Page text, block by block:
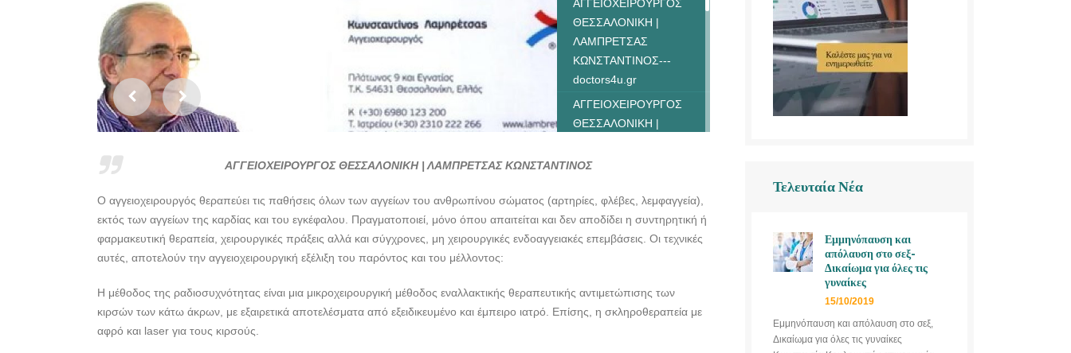
ΑΓΓΕΙΟΧΕΙΡΟΥΡΓΟΣ
ΘΕΣΣΑΛΟΝΙΚΗ |
ΛΑΜΠΡΕΤΣΑΣ
ΚΩΝΣΤΑΝΤΙΝΟΣ---
doctors4u.gr
ΑΓΓΕΙΟΧΕΙΡΟΥΡΓΟΣ
ΘΕΣΣΑΛΟΝΙΚΗ |
ΚΩΝΣΤΑΝΤΙΝΟΣ---
ΑΓΓΕΙΟΧΕΙΡΟΥΡΓΟΣ
ΘΕΣΣΑΛΟΝΙΚΗ |
ΛΑΜΠΡΕΤΣΑΣ
ΑΓΓΕΙΟΧΕΙΡΟΥΡΓΟΣ
ΑΓΓΕΙΟΧΕΙΡΟΥΡΓΟΣ ΘΕΣΣΑΛΟΝΙΚΗ | ΛΑΜΠΡΕΤΣΑΣ ΚΩΝΣΤΑΝΤΙΝΟΣ
Ο αγγειοχειρουργός θεραπεύει τις παθήσεις όλων των αγγείων του ανθρωπίνου σώματος (αρτηρίες, φλέβες, λεμφαγγεία),
εκτός των αγγείων της καρδίας και του εγκέφαλου. Πραγματοποιεί, μόνο όπου απαιτείται και δεν αποδίδει η συντηρητική ή
φαρμακευτική θεραπεία, χειρουργικές πράξεις αλλά και σύγχρονες, μη χειρουργικές ενδοαγγειακές επεμβάσεις. Οι τεχνικές
αυτές, αποτελούν την αγγειοχειρουργική εξέλιξη του παρόντος και του μέλλοντος:
Η μέθοδος της ραδιοσυχνότητας είναι μια μικροχειρουργική μέθοδος εναλλακτικής θεραπευτικής αντιμετώπισης των
κιρσών των κάτω άκρων, με εξαιρετικά αποτελέσματα από εξειδικευμένο και έμπειρο ιατρό. Επίσης, η σκληροθεραπεία με
αφρό και laser για τους κιρσούς.
Τελευταία Νέα
Εμμηνόπαυση και
απόλαυση στο σεξ-
Δικαίωμα για όλες τις
γυναίκες
15/10/2019
Εμμηνόπαυση και απόλαυση στο σεξ,
Δικαίωμα για όλες τις γυναίκες